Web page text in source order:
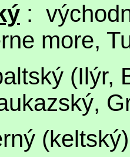
:
more,
(Ilýr,
(keltský)